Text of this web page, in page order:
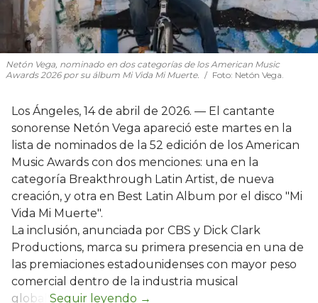
Netón Vega, nominado en dos categorías de los American Music
Awards 2026 por su álbum Mi Vida Mi Muerte.
Foto: Netón Vega.
Los Ángeles, 14 de abril de 2026. — El cantante
sonorense Netón Vega apareció este martes en la
lista de nominados de la 52 edición de los American
Music Awards con dos menciones: una en la
categoría Breakthrough Latin Artist, de nueva
creación, y otra en Best Latin Album por el disco "Mi
Vida Mi Muerte".
La inclusión, anunciada por CBS y Dick Clark
Productions, marca su primera presencia en una de
las premiaciones estadounidenses con mayor peso
comercial dentro de la industria musical
global.